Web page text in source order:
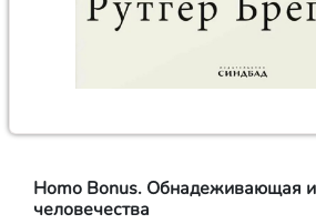
Homo Bonus. Обнадеживающая
человечества